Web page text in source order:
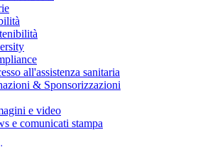
all'assistenza sanitaria
& Sponsorizzazioni
e video
e comunicati stampa